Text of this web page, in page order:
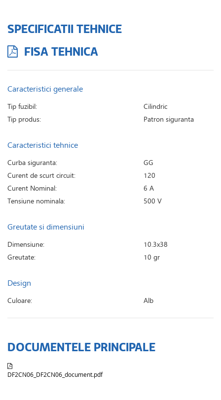
SPECIFICATII TEHNICE
FISA TEHNICA
Caracteristici generale
Tip fuzibil:
Cilindric
Tip produs:
Patron siguranta
Caracteristici tehnice
Curba siguranta:
GG
Curent de scurt circuit:
120
Curent Nominal:
6 A
Tensiune nominala:
500 V
Greutate si dimensiuni
Dimensiune:
10.3x38
Greutate:
10 gr
Design
Culoare: Alb
DOCUMENTELE PRINCIPALE
DF2CN06_DF2CN06_document.pdf